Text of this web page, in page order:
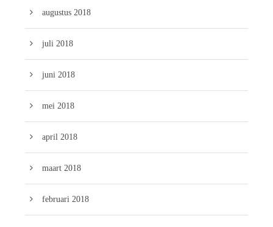
augustus 2018
juli 2018
juni 2018
mei 2018
april 2018
maart 2018
februari 2018